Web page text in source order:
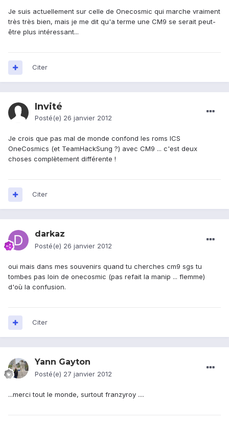
Je suis actuellement sur celle de Onecosmic qui marche vraiment
très très bien, mais je me dit qu'a terme une CM9 se serait peut-
être plus intéressant...
Citer
Invité
Posté(e) 26 janvier 2012
Je crois que pas mal de monde confond les roms ICS
OneCosmics (et TeamHackSung ?) avec CM9 ... c'est deux
choses complètement différente !
Citer
darkaz
Posté(e) 26 janvier 2012
oui mais dans mes souvenirs quand tu cherches cm9 sgs tu
tombes pas loin de onecosmic (pas refait la manip ... flemme)
d'où la confusion.
Citer
Yann Gayton
Posté(e) 27 janvier 2012
...merci tout le monde, surtout franzyroy ....